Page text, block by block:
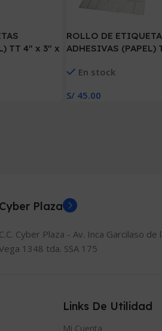
TT 4″ x 3″ x
ROLLO DE
ADHESIVAS (PAPEL)
TUCO 1″(13 MM X 19
En stock
S/ 45.00
Cyber Plaza
C.C. Cyber Plaza - Av. Inca Garcilaso de
1348 tda. SSA 175
Links De Utilidad
Mi Cuenta